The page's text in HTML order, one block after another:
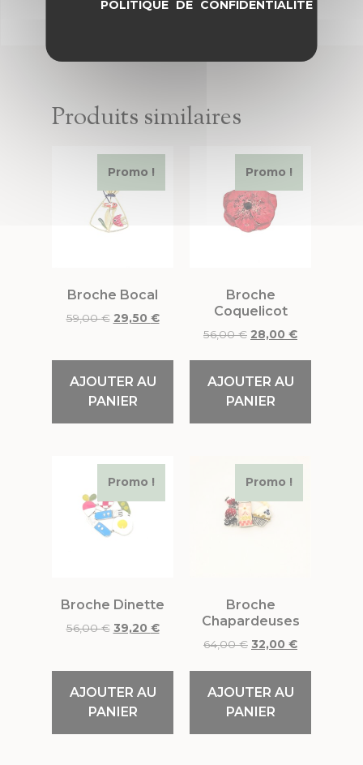
Produits similaires
Promo !
Broche Bocal
59,00€ 29,50 €
AJOUTER AU
PANIER
Promo !
Broche
Coquelicot
56,00€ 28,00 €
AJOUTER AU
PANIER
Promo !
Broche Dinette
56,00€ 39,20 €
AJOUTER AU
PANIER
Promo !
Broche
Chapardeuses
64,00€ 32,00 €
AJOUTER AU
PANIER
POLITIQUE DE CONFIDENTIALITÉ